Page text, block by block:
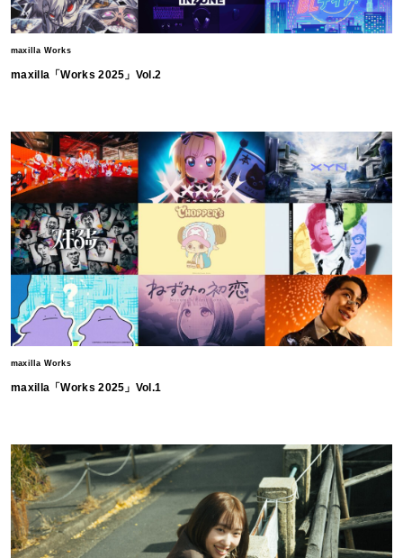
maxilla Works
maxilla「Works 2025」Vol.2
maxilla Works
maxilla「Works 2025」Vol.1